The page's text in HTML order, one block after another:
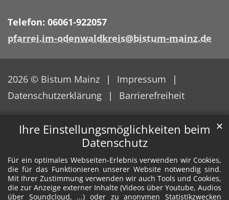
Ihre Einstellungsmöglichkeiten beim
Datenschutz
Für ein optimales Webseiten-Erlebnis verwenden wir Cookies,
die für das Funktionieren unserer Website notwendig sind.
Mit Ihrer Zustimmung verwenden wir auch Tools und Cookies,
die zur Anzeige externer Inhalte (Videos über Youtube, Audios
über Soundcloud, ...) oder zu anonymen Statistikzwecken
✕
Telefon: 06061-922057
pfarrei.im-odenwaldkreis@bistum-mainz.de
2026 © Bistum Mainz
Impressum
Datenschutzerklärung
Barrierefreiheit